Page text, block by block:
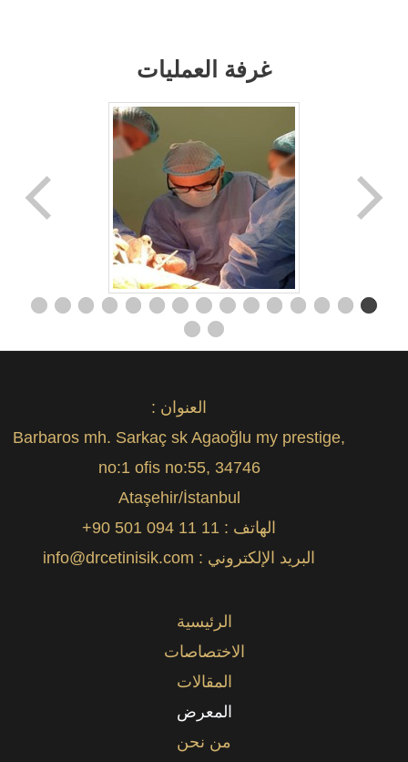
غرفة العمليات
العنوان :
Barbaros mh. Sarkaç sk Agaoğlu my prestige,
no:1 ofis no:55, 34746
Ataşehir/İstanbul
الهاتف : +90 501 094 11 11
البريد الإلكتروني : info@drcetinisik.com
الرئيسية
الاختصاصات
المقالات
المعرض
من نحن